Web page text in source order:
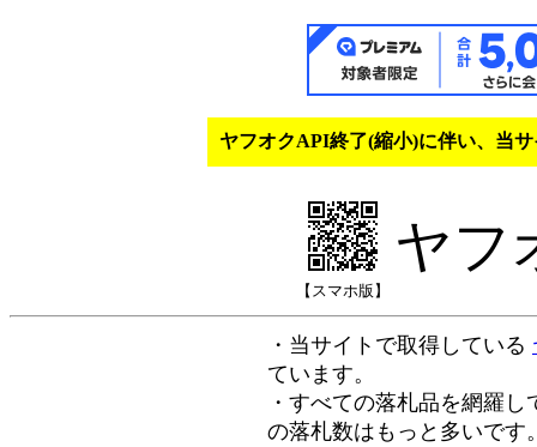
ヤフオクAPI終了(縮小)に伴い、当
【スマホ版】
ヤフ
・当サイトで取得している
ています。
・すべての落札品を網羅
の落札数はもっと多いです